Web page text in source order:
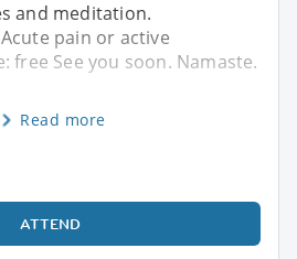
and meditation.
pain or active
free See you soon. Namaste.
Read more
ATTEND